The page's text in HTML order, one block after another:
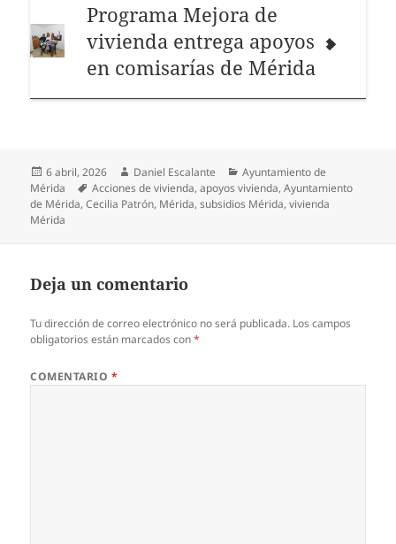
Programa Mejora de
vivienda entrega apoyos
en comisarías de Mérida
Publicado
el
6 abril, 2026 Autor
Daniel Escalante Categorías
Ayuntamiento de
Mérida
Etiquetas
Acciones de vivienda,apoyos vivienda,Ayuntamiento
de Mérida,Cecilia Patrón, Mérida,subsidios Mérida,vivienda
Mérida
Deja un comentario
Tu dirección de correo electrónico no será publicada. Los campos
obligatorios están marcados con*
COMENTARIO *